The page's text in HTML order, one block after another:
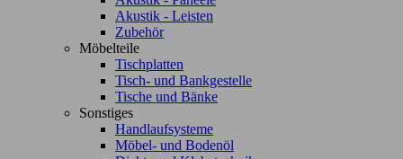
Akustik - Leisten
Zubehör
Möbelteile
Tischplatten
Tisch- und Bankgestelle
Tische und Bänke
Sonstiges
Handlaufsysteme
Möbel- und Bodenöl